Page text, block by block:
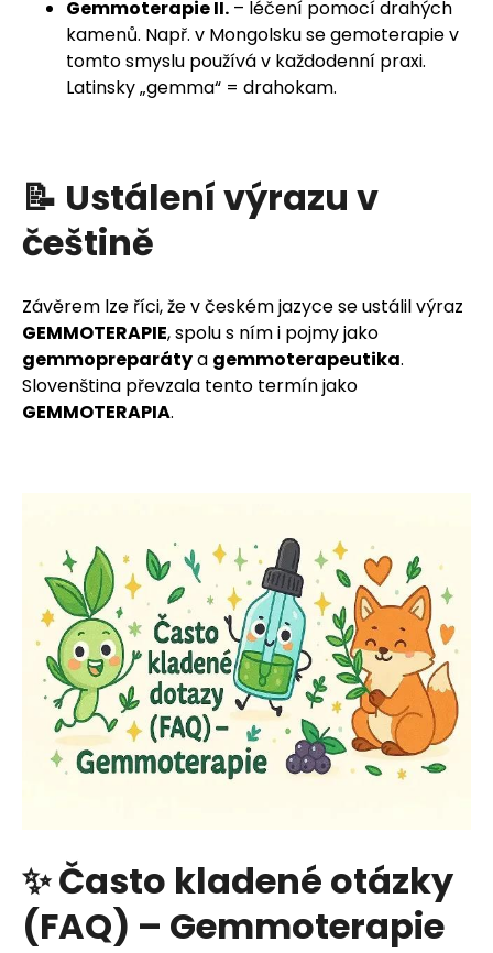
Gemmoterapie II. – léčení pomocí drahých
kamenů. Např. v Mongolsku se gemoterapie v
tomto smyslu používá v každodenní praxi.
Latinsky „gemma“ = drahokam.
📝 Ustálení výrazu v
češtině
Závěrem lze říci, že v českém jazyce se ustálil výraz
GEMMOTERAPIE, spolu s ním i pojmy jako
gemmopreparátya gemmoterapeutika.
Slovenština převzala tento termín jako
GEMMOTERAPIA.
✨ Často kladené otázky
(FAQ) – Gemmoterapie